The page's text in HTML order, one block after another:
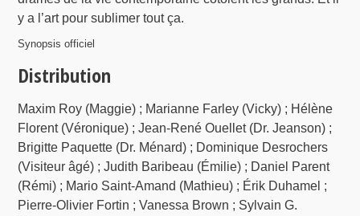
y a l’art pour sublimer tout ça.
Synopsis officiel
Distribution
Maxim Roy (Maggie) ; Marianne Farley (Vicky) ; Hélène
Florent (Véronique) ; Jean-René Ouellet (Dr. Jeanson) ;
Brigitte Paquette (Dr. Ménard) ; Dominique Desrochers
(Visiteur âgé) ; Judith Baribeau (Émilie) ; Daniel Parent
(Rémi) ; Mario Saint-Amand (Mathieu) ; Érik Duhamel ;
Pierre-Olivier Fortin ; Vanessa Brown ; Sylvain G.